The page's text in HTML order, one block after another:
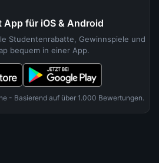
App für iOS & Android
Studentenrabatte, Gewinnspiele und
bequem in einer App.
- Basierend auf über 1.000 Bewertungen.